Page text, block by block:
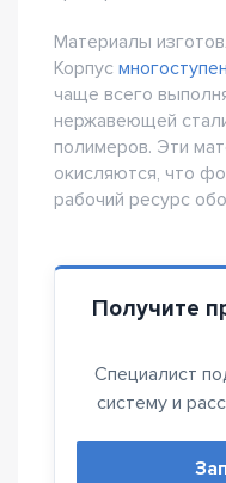
Материалы
Корпус
чаще всего
нержавеющей
полимеров. Эти
окисляются, что
рабочий ресурс
Получите
Специалист
систему и